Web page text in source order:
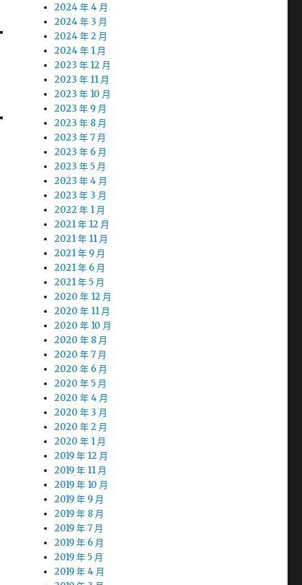
2024 年 4 月
2024 年 3 月
2024 年 2 月
2024 年 1 月
2023 年 12 月
2023 年 11 月
2023 年 10 月
2023 年 9 月
2023 年 8 月
2023 年 7 月
2023 年 6 月
2023 年 5 月
2023 年 4 月
2023 年 3 月
2022 年 1 月
2021 年 12 月
2021 年 11 月
2021 年 9 月
2021 年 6 月
2021 年 5 月
2020 年 12 月
2020 年 11 月
2020 年 10 月
2020 年 8 月
2020 年 7 月
2020 年 6 月
2020 年 5 月
2020 年 4 月
2020 年 3 月
2020 年 2 月
2020 年 1 月
2019 年 12 月
2019 年 11 月
2019 年 10 月
2019 年 9 月
2019 年 8 月
2019 年 7 月
2019 年 6 月
2019 年 5 月
2019 年 4 月